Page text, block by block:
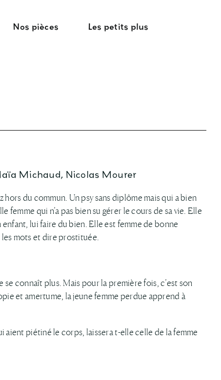
Nos pièces Les petits plus
Michaud, Nicolas Mourer
hors du commun. Un psy sans diplôme mais qui a bien
qui n’a pas bien su gérer le cours de sa vie. Elle
lui faire du bien. Elle est femme de bonne
mots et dire prostituée.
connaît plus. Mais pour la première fois, c’est son
et amertume, la jeune femme perdue apprend à
piétiné le corps, laissera t-elle celle de la femme